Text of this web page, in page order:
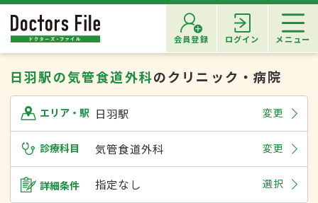
会員登録 ログイン メニュー
日羽駅の気管食道外科のクリニック・病院
エリア・駅 日羽駅 変更
診療科目 気管食道外科 変更
詳細条件 指定なし 選択